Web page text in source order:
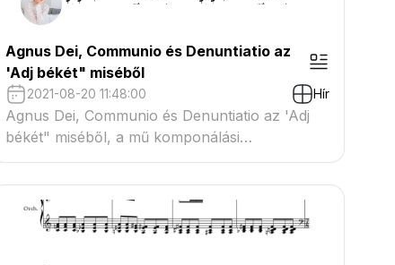
Agnus Dei, Communio és Denuntiatio az
'Adj békét" miséből
2021-08-20 11:48:00 Hír
Agnus Dei, Communio és Denuntiatio az 'Adj
békét" miséből, a mű komponálási
folyamatának végéhez érkezve.